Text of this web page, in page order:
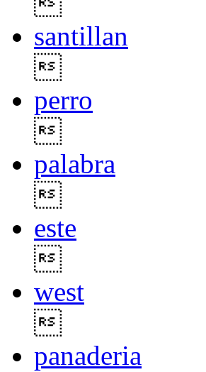
santillan
perro
palabra
este
west
panaderia